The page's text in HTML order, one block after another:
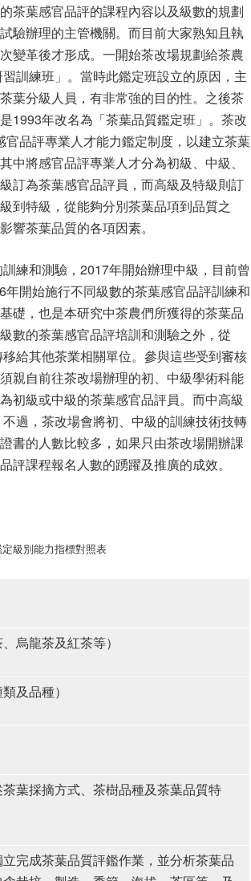
茶葉感官品評的課程內容以及級數的規劃
驗辦理的主管機關。而目前大家熟知且執
變革後才形成。一開始茶改場規劃給茶農
訓練班」。當時此鑑定班設立的原因，主
葉分級人員，有非常強的目的性。之後茶
1993年改名為「茶葉品質鑑定班」。茶改
品評專業人才能力鑑定制度，以建立茶葉
將感官品評專業人才分為初級、中級、
訂為茶葉感官品評員，而高級及特級則訂
到特級，從能夠分別茶葉品項到品質之
響茶葉品質的各項因素。
練和測驗， 2017年開始辦理中級，目前曾
年開始施行不同級數的茶葉感官品評訓練和
礎，也是本研究中茶農們所獲得的茶葉品
數的茶葉感官品評培訓和測驗之外，從
給其他茶業相關單位。參與這些受到審核
親自前往茶改場辦理的初、中級學術科能
初級或中級的茶葉感官品評員。而中高級
過，茶改場會將初、中級的訓練技術技轉
書的人數比較多，如果只由茶改場開辦課
課程報名人數的踴躍及推廣的成效。
級別能力指標對照表
烏龍茶及紅茶等）
及品種）
葉採摘方式、茶樹品種及茶葉品質特
完成茶葉品質評鑑作業，並分析茶葉品